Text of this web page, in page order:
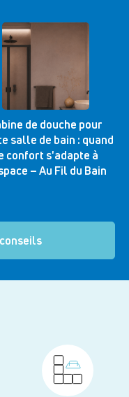
de douche pour
salle de bain : quand
confort s'adapte à
– Au Fil du Bain